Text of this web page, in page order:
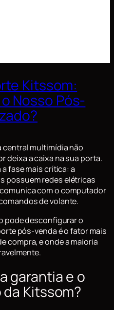
Kitssom:
Nosso Pós-
central multimídia não
deixa a caixa na sua porta.
a fase mais crítica: a
possuem redes elétricas
com o computador
de volante.
pode desconfigurar o
pós-venda é o fator mais
compra, e onde a maioria
garantia e o
Kitssom?